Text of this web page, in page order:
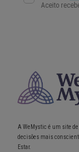
A WeMystic é um site
decisões mais
Estar.